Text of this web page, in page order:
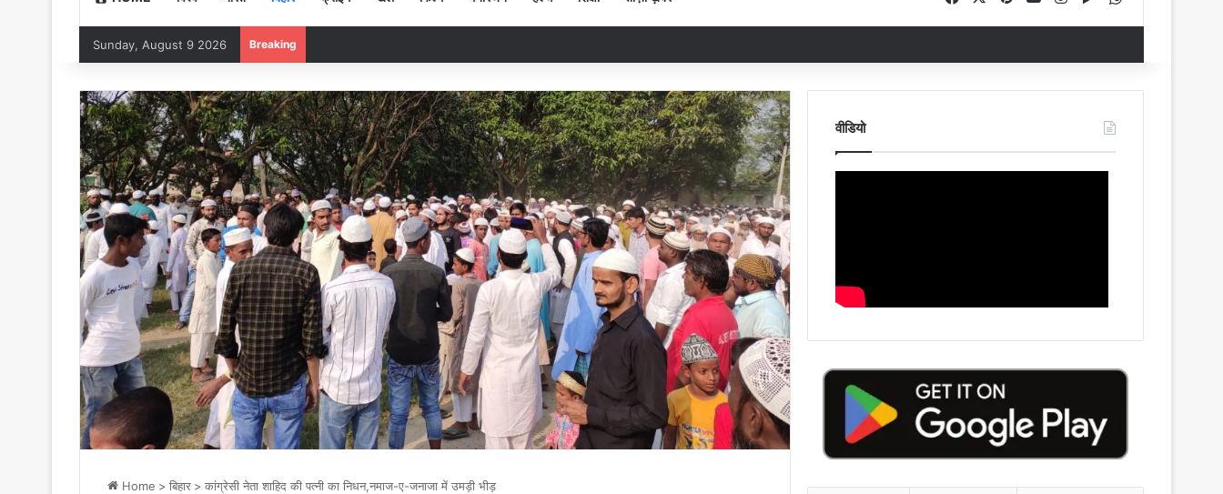
Sunday, August 9 2026 Breaking
Home > बिहार > कांग्रेसी नेता शाहिद की पत्नी का निधन,नमाज-ए-जनाजा में उमड़ी भीड़
वीडियो